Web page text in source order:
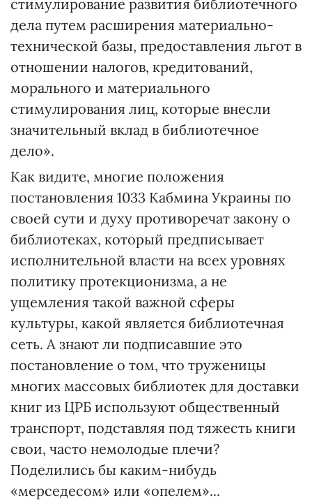
стимулирование развития библиотечного
дела путем расширения материально-
технической базы, предоставления льгот в
отношении налогов, кредитований,
морального и материального
стимулирования лиц, которые внесли
значительный вклад в библиотечное
дело».
Как видите, многие положения
постановления 1033 Кабмина Украины по
своей сути и духу противоречат закону о
библиотеках, который предписывает
исполнительной власти на всех уровнях
политику протекционизма, а не
ущемления такой важной сферы
культуры, какой является библиотечная
сеть. А знают ли подписавшие это
постановление о том, что труженицы
многих массовых библиотек для доставки
книг из ЦРБ используют общественный
транспорт, подставляя под тяжесть книги
свои, часто немолодые плечи?
Поделились бы каким-нибудь
«мерседесом» или «опелем»...